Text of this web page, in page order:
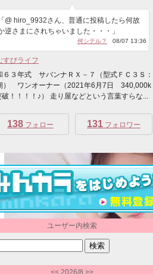
「@ hiro_9932さん、普通に投稿したら何故
逆さまにされちゃいました・・・」
何シテル？ 08/07 13:36
すびライフ
６３年式 サバンナＲＸ－７（型式ＦＣ３Ｓ：
） ワンオーナー（2021年6月7日 340,000k
破！！！！♪） 走り屋などという言葉すらな...
138 フォロー 131 フォロワー
ユーザー内検索
<< 2026/8 >>